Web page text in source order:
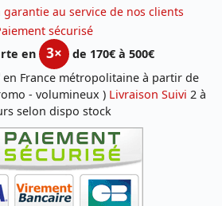
garantie au service de nos clients
sécurisé
en
3×
de 170€ à 500€
en France métropolitaine à partir de
- volumineux ) Livraison Suivi 2 à
selon dispo stock